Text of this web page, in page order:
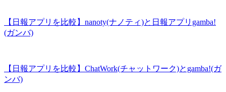
【日報アプリを比較】nanoty(ナノティ)と日報アプリgamba!
(ガンバ)
【日報アプリを比較】ChatWork(チャットワーク)とgamba!(ガ
ンバ)